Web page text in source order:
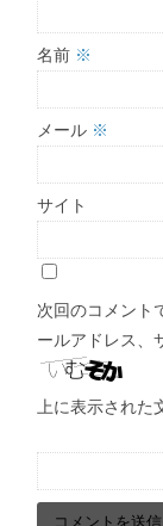
名前 ※
メール ※
サイト
次回のコメント
ールアドレス、
上に表示された